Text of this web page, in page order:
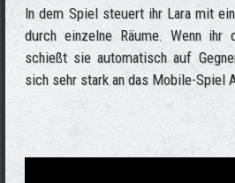
In dem Spiel steuert ihr Lara mit
durch einzelne Räume. Wenn ihr
schießt sie automatisch auf
sich sehr stark an das Mobile-Spiel